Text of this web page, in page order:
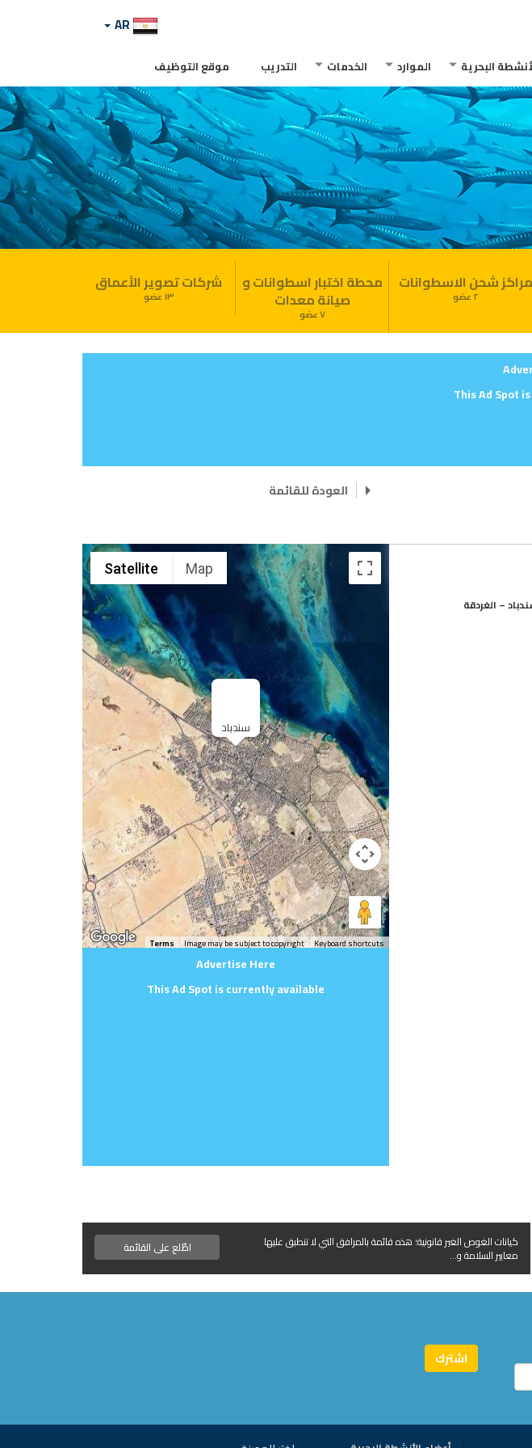
البحرية الموارد الخدمات التدريب موقع التوظيف
مراكز شحن الاسطوانات
٢ عضو
محطة اختبار اسطوانات و
صيانة معدات
٧ عضو
شركات تصوير الأعماق
١٣ عضو
This Ad Spot
العودة للقائمة
– الغردقة
سندباد
Map
Satellite
Keyboard shortcuts
Image may be subject to copyright
Terms
Advertise Here
This Ad Spot is currently available
كيانات الغوص الغير قانونية؛ هذه قائمة بالمرافق التي لا تنطبق عليها
معايير السلامة و... اطّلع على القائمة